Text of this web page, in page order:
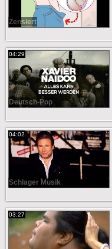
Zensiert
04:29
Deutsch-Pop
04:02
Schlager Musik
03:27